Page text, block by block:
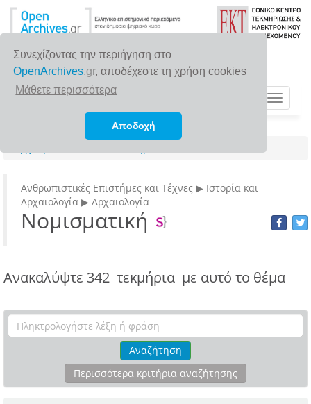
Συνεχίζοντας την περιήγηση στο
OpenArchives.gr, αποδέχεστε τη χρήση cookies
Μάθετε περισσότερα
Αποδοχή
Toggle
Ανθρωπιστικές Επιστήμες και Τέχνες ▶ Ιστορία και
Αρχαιολογία ▶ Αρχαιολογία
Νομισματική
Ανακαλύψτε 342 τεκμήρια με αυτό το θέμα
Αναζήτηση
Περισσότερα κριτήρια αναζήτησης